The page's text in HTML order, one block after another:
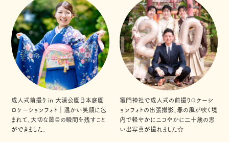
成人式前撮り in 大濠公園日本庭園
ロケーションフォト｜温かい笑顔に包
まれて、大切な節目の瞬間を残すこと
ができました。
竈門神社で成人式の前撮りロケーシ
ョンフォトの出張撮影、春の風が吹く境
内で軽やかにニコやかに二十歳の思
い出写真が撮れました☆